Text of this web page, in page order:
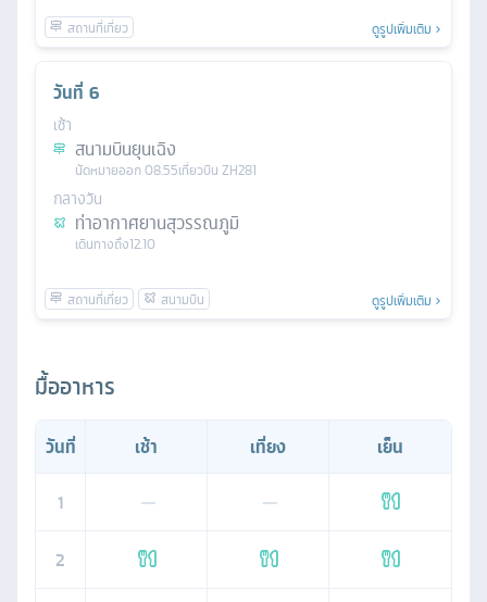
ดูรูปเพิ่มเติม
วันที่ 6
เช้า
สนามบินยุนเฉิง
นัดหมายออก08.55เที่ยวบิน ZH281
กลางวัน
ท่าอากาศยานสุวรรณภูมิ
เดินทางถึง12.10
ดูรูปเพิ่มเติม
มื้ออาหาร
วันที่ เช้า เที่ยง
เย็น
1
— —
2